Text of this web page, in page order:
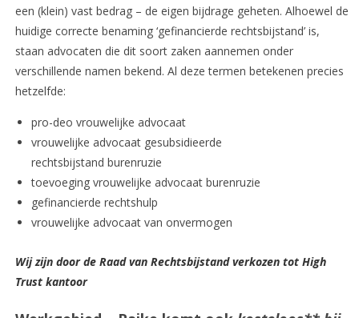
een (klein) vast bedrag – de eigen bijdrage geheten. Alhoewel de
huidige correcte benaming ‘gefinancierde rechtsbijstand’ is,
staan advocaten die dit soort zaken aannemen onder
verschillende namen bekend. Al deze termen betekenen precies
hetzelfde:
pro-deo vrouwelijke advocaat
vrouwelijke advocaat gesubsidieerde
rechtsbijstand burenruzie
toevoeging vrouwelijke advocaat burenruzie
gefinancierde rechtshulp
vrouwelijke advocaat van onvermogen
Wij zijn door de Raad van Rechtsbijstand verkozen tot High
Trust kantoor